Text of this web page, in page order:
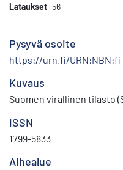
Lataukset 56
Pysyvä osoite
https://urn.fi/URN:NBN:fi-
Kuvaus
Suomen virallinen tilasto
ISSN
1799-5833
Aihealue